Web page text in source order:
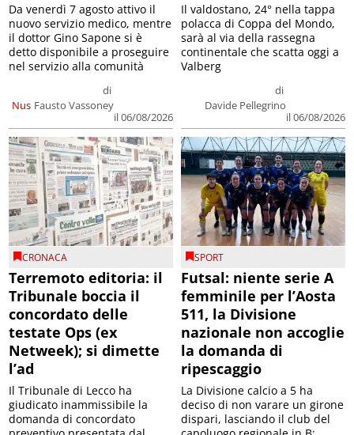
Nus
di
Fausto Vassoney
il 06/08/2026
Da venerdì 7 agosto attivo il
nuovo servizio medico, mentre
il dottor Gino Sapone si è
detto disponibile a proseguire
nel servizio alla comunità
di
Davide Pellegrino
il 06/08/2026
Il valdostano, 24° nella tappa
polacca di Coppa del Mondo,
sarà al via della rassegna
continentale che scatta oggi a
Valberg
CRONACA
Terremoto editoria: il
Tribunale boccia il
concordato delle
testate Ops (ex
Netweek); si dimette
l’ad
Il Tribunale di Lecco ha
giudicato inammissibile la
domanda di concordato
SPORT
Futsal: niente serie A
femminile per l’Aosta
511, la Divisione
nazionale non accoglie
la domanda di
ripescaggio
La Divisione calcio a 5 ha
deciso di non varare un girone
dispari, lasciando il club del